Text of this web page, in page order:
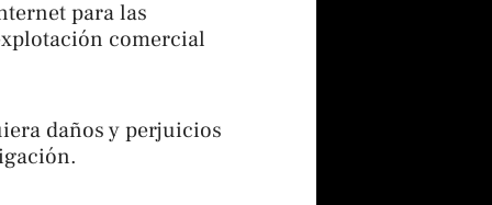
para las
comercial
daños y perjuicios